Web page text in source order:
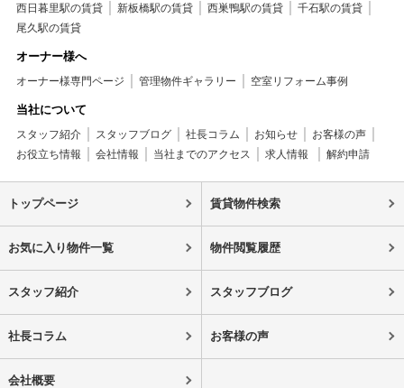
西日暮里駅の賃貸
新板橋駅の賃貸 西巣鴨駅の賃貸
千石駅の賃貸
尾久駅の賃貸
オーナー様へ
オーナー様専門ページ 管理物件ギャラリー 空室リフォーム事例
当社について
スタッフ紹介 スタッフブログ 社長コラム お知らせ
お客様の声
お役立ち情報
会社情報 当社までのアクセス 求人情報 解約申請
トップページ 賃貸物件検索
お気に入り物件一覧 物件閲覧履歴
スタッフ紹介 スタッフブログ
社長コラム お客様の声
会社概要